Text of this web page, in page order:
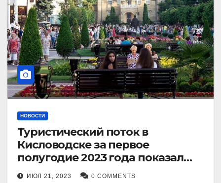
НОВОСТИ
Туристический поток в
Кисловодске за первое
полугодие 2023 года показал
рекордный рост в 21 процент.
ИЮЛ 21, 2023 0 COMMENTS